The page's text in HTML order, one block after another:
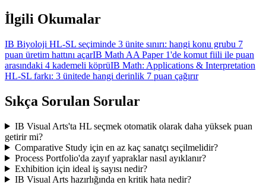
İlgili Okumalar
IB Biyoloji HL-SL seçiminde 3 ünite sınırı: hangi konu grubu 7
puan üretim hattını açarIB Math AA Paper 1'de komut fiili ile puan
arasındaki 4 kademeli köprüIB Math: Applications & Interpretation
HL-SL farkı: 3 ünitede hangi derinlik 7 puan çağırır
Sıkça Sorulan Sorular
IB Visual Arts'ta HL seçmek otomatik olarak daha yüksek puan
getirir mi?
Comparative Study için en az kaç sanatçı seçilmelidir?
Process Portfolio'da zayıf yapraklar nasıl ayıklanır?
Exhibition için ideal iş sayısı nedir?
IB Visual Arts hazırlığında en kritik hata nedir?